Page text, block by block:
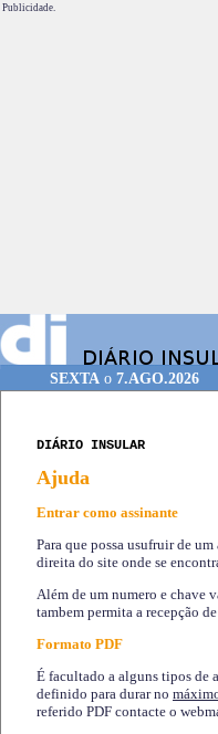
Publicidade.
SEXTA o 7.AGO.2026
DIÁRIO INSULAR
Ajuda
Entrar como assinante
Para que possa usufruir de
direita do site onde se
Além de um numero e chave
tambem permita a recepção
Formato PDF
É facultado a alguns tipos de
definido para durar no
referido PDF contacte o